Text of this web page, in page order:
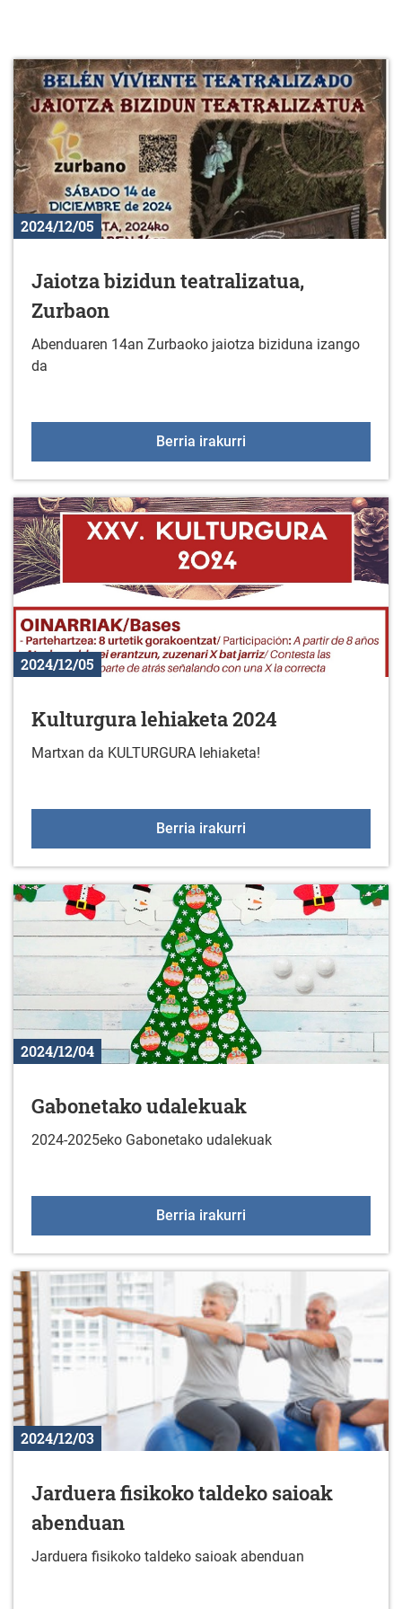
2024/12/05
Jaiotza bizidun teatralizatua,
Zurbaon
Abenduaren 14an Zurbaoko jaiotza biziduna izango
da
Berria irakurri
2024/12/05
Kulturgura lehiaketa 2024
Martxan da KULTURGURA lehiaketa!
Berria irakurri
2024/12/04
Gabonetako udalekuak
2024-2025eko Gabonetako udalekuak
Berria irakurri
2024/12/03
Jarduera fisikoko taldeko saioak
abenduan
Jarduera fisikoko taldeko saioak abenduan